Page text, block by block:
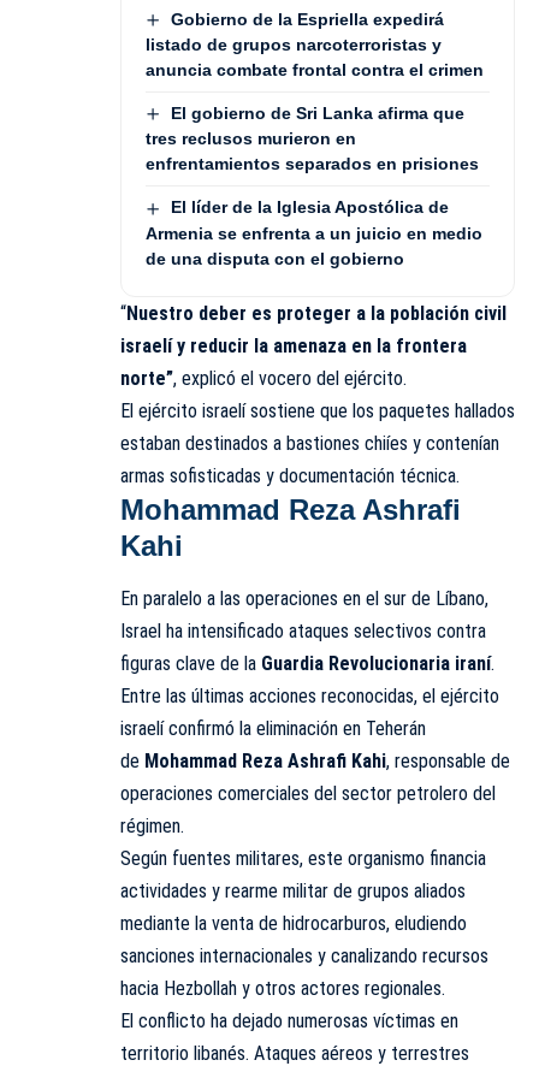
Gobierno de la Espriella expedirá
listado de grupos narcoterroristas y
anuncia combate frontal contra el crimen
El gobierno de Sri Lanka afirma que
tres reclusos murieron en
enfrentamientos separados en prisiones
El líder de la Iglesia Apostólica de
Armenia se enfrenta a un juicio en medio
de una disputa con el gobierno
“Nuestro deber es proteger a la población civil
israelí y reducir la amenaza en la frontera
norte”, explicó el vocero del ejército.
El ejército israelí sostiene que los paquetes hallados
estaban destinados a bastiones chiíes y contenían
armas sofisticadas y documentación técnica.
Mohammad Reza Ashrafi
Kahi
En paralelo a las operaciones en el sur de Líbano,
Israel ha intensificado ataques selectivos contra
figuras clave de la Guardia Revolucionaria iraní.
Entre las últimas acciones reconocidas, el ejército
israelí confirmó la eliminación en Teherán
de Mohammad Reza Ashrafi Kahi, responsable de
operaciones comerciales del sector petrolero del
régimen.
Según fuentes militares, este organismo financia
actividades y rearme militar de grupos aliados
mediante la venta de hidrocarburos, eludiendo
sanciones internacionales y canalizando recursos
hacia Hezbollah y otros actores regionales.
El conflicto ha dejado numerosas víctimas en
territorio libanés. Ataques aéreos y terrestres